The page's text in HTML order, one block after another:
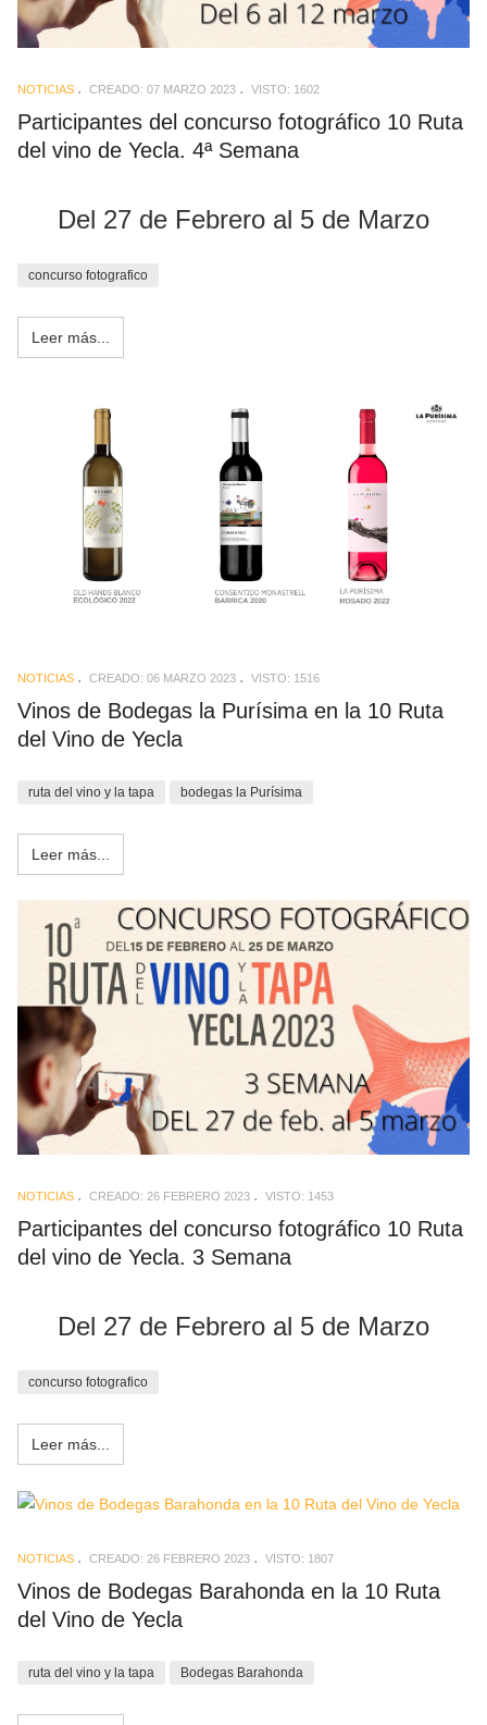
NOTICIAS CREADO: 07 MARZO 2023 VISTO: 1602
Participantes del concurso fotográfico 10 Ruta
del vino de Yecla. 4ª Semana
Del 27 de Febrero al 5 de Marzo
concurso fotografico
Leer más...
NOTICIAS CREADO: 06 MARZO 2023 VISTO: 1516
Vinos de Bodegas la Purísima en la 10 Ruta
del Vino de Yecla
ruta del vino y la tapa bodegas la Purísima
Leer más...
NOTICIAS CREADO: 26 FEBRERO 2023 VISTO: 1453
Participantes del concurso fotográfico 10 Ruta
del vino de Yecla. 3 Semana
Del 27 de Febrero al 5 de Marzo
concurso fotografico
Leer más...
NOTICIAS CREADO: 26 FEBRERO 2023 VISTO: 1807
Vinos de Bodegas Barahonda en la 10 Ruta
del Vino de Yecla
ruta del vino y la tapa Bodegas Barahonda